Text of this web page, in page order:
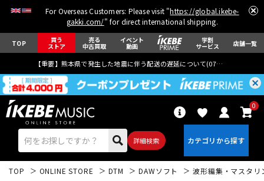
For Overseas Customers: Please visit "https://global.ikebe-
gakki.com/" for direct international shipping.
TOP 買う
ストア
売る
中古買取
イベント
動画
学割
サービス 店舗一覧
【重要】熊本県で発生した地震に伴う配送の遅延について(07月29日
詳細検索
0
TOP ONLINE STORE DTM DAWソフト 波形編集・マスタリ